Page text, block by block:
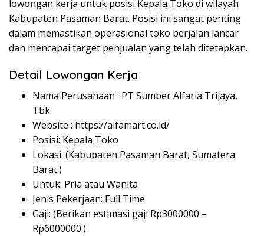
lowongan kerja untuk posisi Kepala Toko di wilayah
Kabupaten Pasaman Barat. Posisi ini sangat penting
dalam memastikan operasional toko berjalan lancar
dan mencapai target penjualan yang telah ditetapkan.
Detail Lowongan Kerja
Nama Perusahaan : PT Sumber Alfaria Trijaya,
Tbk
Website : https://alfamart.co.id/
Posisi: Kepala Toko
Lokasi: (Kabupaten Pasaman Barat, Sumatera
Barat.)
Untuk: Pria atau Wanita
Jenis Pekerjaan: Full Time
Gaji: (Berikan estimasi gaji Rp3000000 –
Rp6000000.)